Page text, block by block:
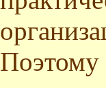
Поэтому